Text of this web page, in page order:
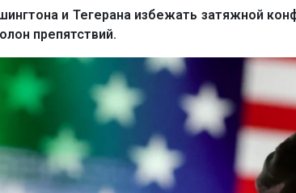
и Тегерана избежать затяжной
препятствий.